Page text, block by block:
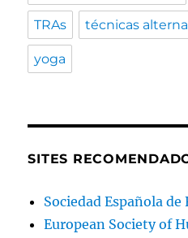
TRAs técnicas
yoga
SITES
Sociedad Española
European Society of